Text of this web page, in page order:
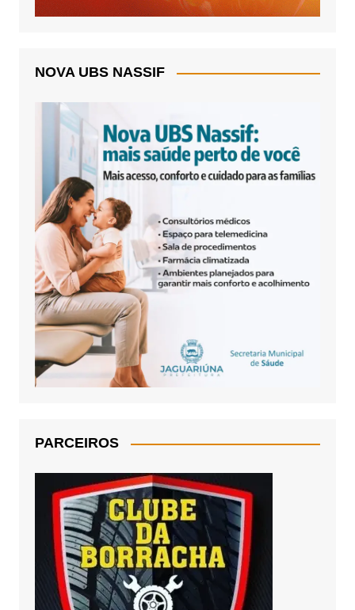
NOVA UBS NASSIF
PARCEIROS